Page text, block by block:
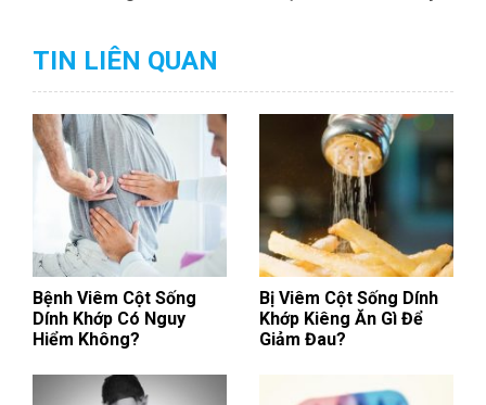
TIN LIÊN QUAN
Bệnh Viêm Cột Sống
Dính Khớp Có Nguy
Hiểm Không?
Bị Viêm Cột Sống Dính
Khớp Kiêng Ăn Gì Để
Giảm Đau?